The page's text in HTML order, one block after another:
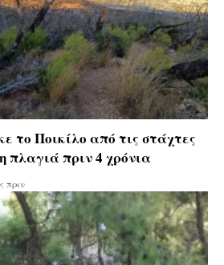
το Ποικίλο από τις στάχτες
πλαγιά πριν 4 χρόνια
πριν